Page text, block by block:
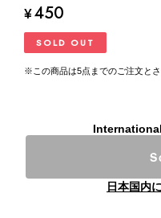
¥450
SOLD OUT
※この商品は5点までのご注文とさ
日本国内